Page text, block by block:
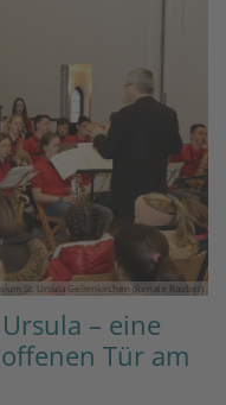
St. Ursula Geilenkirchen (Renate Rauber)
– eine
Tür am